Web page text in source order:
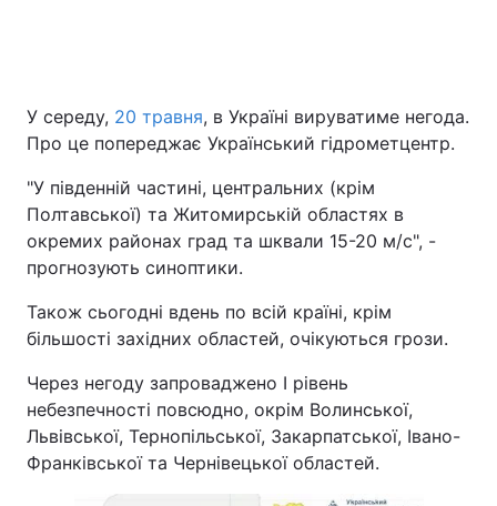
У середу, 20 травня, в Україні вируватиме негода.
Про це попереджає Український гідрометцентр.
"У південній частині, центральних (крім
Полтавської) та Житомирській областях в
окремих районах град та шквали 15-20 м/с", -
прогнозують синоптики.
Також сьогодні вдень по всій країні, крім
більшості західних областей, очікуються грози.
Через негоду запроваджено I рівень
небезпечності повсюдно, окрім Волинської,
Львівської, Тернопільської, Закарпатської, Івано-
Франківської та Чернівецької областей.